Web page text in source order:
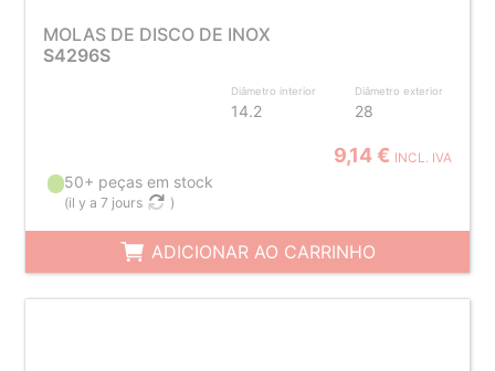
MOLAS DE DISCO DE INOX
S4296S
Diâmetro interior
14.2
Diâmetro exterior
28
9,14 € INCL. IVA
50+ peças em stock
(il y a 7 jours )
ADICIONAR AO CARRINHO